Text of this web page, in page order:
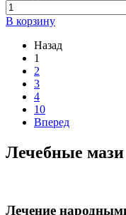
В корзину
Назад
1
2
3
4
10
Вперед
Лечебные мази
Лечение